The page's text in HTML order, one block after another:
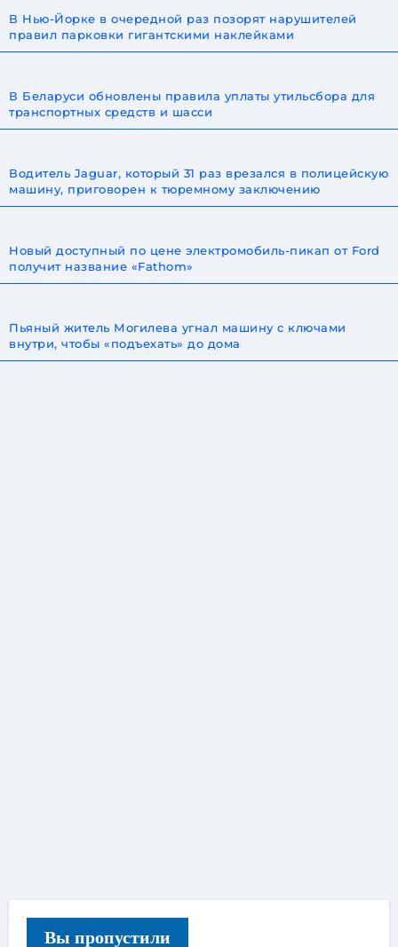
В Нью-Йорке в очередной раз позорят нарушителей
правил парковки гигантскими наклейками
В Беларуси обновлены правила уплаты утильсбора для
транспортных средств и шасси
Водитель Jaguar, который 31 раз врезался в полицейскую
машину, приговорен к тюремному заключению
Новый доступный по цене электромобиль-пикап от Ford
получит название «Fathom»
Пьяный житель Могилева угнал машину с ключами
внутри, чтобы «подъехать» до дома
Вы пропустили